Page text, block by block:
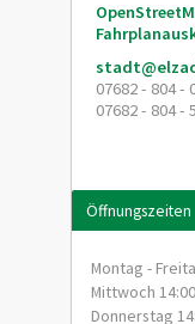
07682 - 804 -
07682 - 804 -
Öffnungszeiten
Montag -
Mittwoch
Donnerstag